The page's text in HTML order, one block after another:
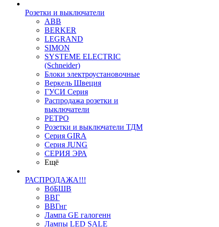
Розетки и выключатели
ABB
BERKER
LEGRAND
SIMON
SYSTEME ELECTRIC
(Schneider)
Блоки электроустановочные
Веркель Швеция
ГУСИ Серия
Распродажа розетки и
выключатели
РЕТРО
Розетки и выключатели ТДМ
Серия GIRA
Серия JUNG
СЕРИЯ ЭРА
Ещё
РАСПРОДАЖА!!!
ВбБШВ
ВВГ
ВВГнг
Лампа GE галогенн
Лампы LED SALE